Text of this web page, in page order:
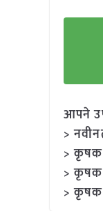
आपने
>
> कृषक
> कृषक
> कृषक